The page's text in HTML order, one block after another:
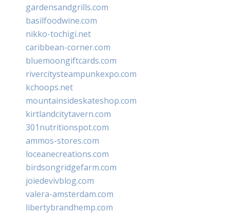
gardensandgrills.com
basilfoodwine.com
nikko-tochigi.net
caribbean-corner.com
bluemoongiftcards.com
rivercitysteampunkexpo.com
kchoops.net
mountainsideskateshop.com
kirtlandcitytavern.com
301nutritionspot.com
ammos-stores.com
loceanecreations.com
birdsongridgefarm.com
joiedevivblog.com
valera-amsterdam.com
libertybrandhemp.com